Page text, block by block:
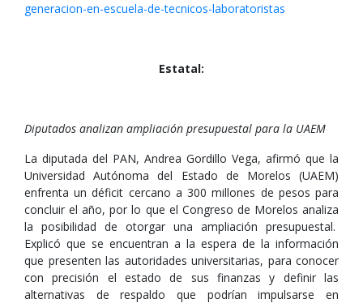
generacion-en-escuela-de-tecnicos-laboratoristas
Estatal:
Diputados analizan ampliación presupuestal para la UAEM
La diputada del PAN, Andrea Gordillo Vega, afirmó que la
Universidad Autónoma del Estado de Morelos (UAEM)
enfrenta un déficit cercano a 300 millones de pesos para
concluir el año, por lo que el Congreso de Morelos analiza
la posibilidad de otorgar una ampliación presupuestal.
Explicó que se encuentran a la espera de la información
que presenten las autoridades universitarias, para conocer
con precisión el estado de sus finanzas y definir las
alternativas de respaldo que podrían impulsarse en